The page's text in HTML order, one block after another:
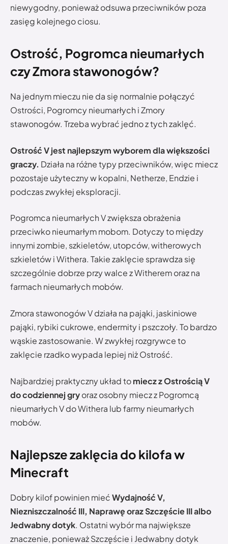
niewygodny, ponieważ odsuwa przeciwników poza
zasięg kolejnego ciosu.
Ostrość, Pogromca nieumarłych
czy Zmora stawonogów?
Na jednym mieczu nie da się normalnie połączyć
Ostrości, Pogromcy nieumarłych i Zmory
stawonogów. Trzeba wybrać jedno z tych zaklęć.
Ostrość V jest najlepszym wyborem dla większości
graczy. Działa na różne typy przeciwników, więc miecz
pozostaje użyteczny w kopalni, Netherze, Endzie i
podczas zwykłej eksploracji.
Pogromca nieumarłych V zwiększa obrażenia
przeciwko nieumarłym mobom. Dotyczy to między
innymi zombie, szkieletów, utopców, witherowych
szkieletów i Withera. Takie zaklęcie sprawdza się
szczególnie dobrze przy walce z Witherem oraz na
farmach nieumarłych mobów.
Zmora stawonogów V działa na pająki, jaskiniowe
pająki, rybiki cukrowe, endermity i pszczoły. To bardzo
wąskie zastosowanie. W zwykłej rozgrywce to
zaklęcie rzadko wypada lepiej niż Ostrość.
Najbardziej praktyczny układ tomiecz z Ostrością V
do codziennej gryoraz osobny miecz z Pogromcą
nieumarłych V do Withera lub farmy nieumarłych
mobów.
Najlepsze zaklęcia do kilofa w
Minecraft
Dobry kilof powinien miećWydajność V,
Niezniszczalność III, Naprawę oraz Szczęście III albo
Jedwabny dotyk. Ostatni wybór ma największe
znaczenie, ponieważ Szczęście i Jedwabny dotyk